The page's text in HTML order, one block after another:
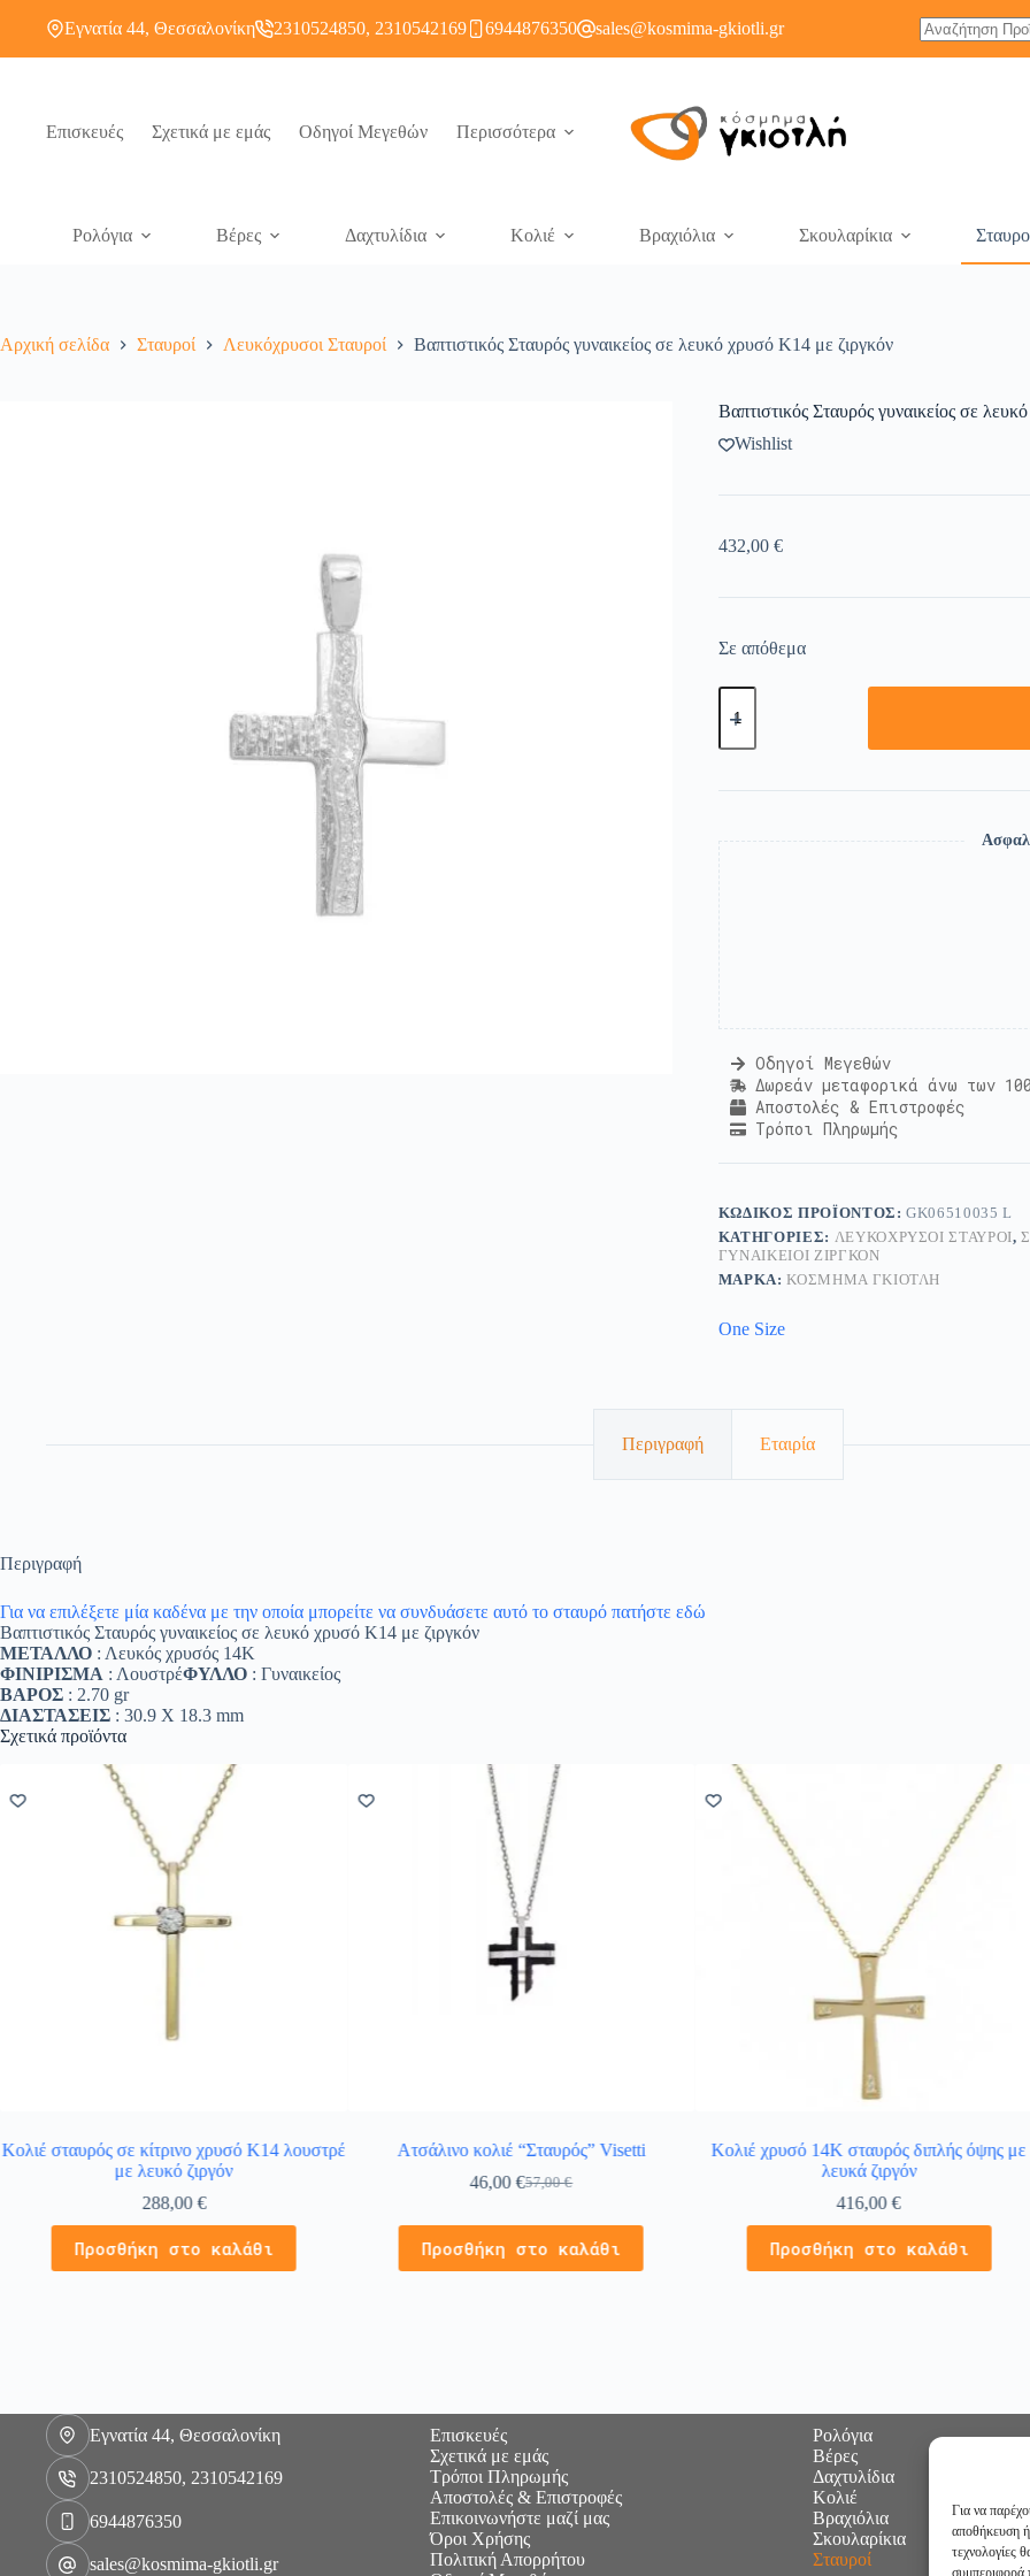
Για να
αποθήκευση
τεχνολογίες
συμπεριφορά
Εγνατία 44, Θεσσαλονίκη 2310524850, 2310542169 6944876350 sales@kosmima-gkiotli.gr
Επισκευές Σχετικά με εμάς Οδηγοί Μεγεθών Περισσότερα
Ρολόγια Βέρες Δαχτυλίδια Κολιέ Βραχιόλια Σκουλαρίκια
Αρχική σελίδα Σταυροί Λευκόχρυσοι Σταυροί Βαπτιστικός Σταυρός γυναικείος σε λευκό χρυσό Κ14 με ζιργκόν
Βαπτιστικός Σταυρός γυναικείος σε
Wishlist
432,00 €
Σε απόθεμα
Οδηγοί Μεγεθών
Δωρεάν μεταφορικά άνω των
Αποστολές & Επιστροφές
Τρόποι Πληρωμής
ΚΩΔΙΚΌΣ ΠΡΟΪΌΝΤΟΣ:GK06510035 L
ΚΑΤΗΓΟΡΊΕΣ: ΛΕΥΚΌΧΡΥΣΟΙ ΣΤΑΥΡΟΊ,
ΓΥΝΑΙΚΕΊΟΙ ΖΙΡΓΚΌΝ
ΜΆΡΚΑ:ΚΟΣΜΗΜΑ ΓΚΙΟΤΛΗ
One Size
Περιγραφή Εταιρία
Περιγραφή
Για να επιλέξετε μία καδένα με την οποία μπορείτε να συνδυάσετε αυτό το σταυρό πατήστε εδώ
Βαπτιστικός Σταυρός γυναικείος σε λευκό χρυσό Κ14 με ζιργκόν
ΜΕΤΑΛΛΟ : Λευκός χρυσός 14K
ΦΙΝΙΡΙΣΜΑ : ΛουστρέΦΥΛΛΟ : Γυναικείος
ΒΑΡΟΣ : 2.70 gr
ΔΙΑΣΤΑΣΕΙΣ : 30.9 Χ 18.3 mm
Σχετικά προϊόντα
Κολιέ σταυρός σε κίτρινο χρυσό Κ14 λουστρέ
με λευκό ζιργόν
288,00€
Προσθήκη στο καλάθι
Ατσάλινο κολιέ “Σταυρός” Visetti
57,00€
46,00€
Προσθήκη στο καλάθι
Κολιέ χρυσό 14Κ σταυρός διπλής όψης με
λευκά ζιργόν
416,00€
Προσθήκη στο καλάθι
Εγνατία 44, Θεσσαλονίκη
2310524850, 2310542169
6944876350
sales@kosmima-gkiotli.gr
Επισκευές
Σχετικά με εμάς
Τρόποι Πληρωμής
Αποστολές & Επιστροφές
Επικοινωνήστε μαζί μας
Όροι Χρήσης
Πολιτική Απορρήτου
Ρολόγια
Βέρες
Δαχτυλίδια
Κολιέ
Βραχιόλια
Σκουλαρίκια
Σταυροί